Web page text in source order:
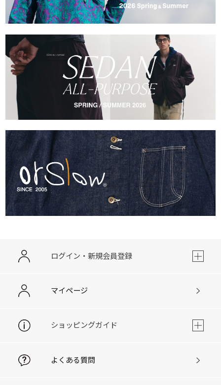
ログイン・新規会員登録
マイページ
ショッピングガイド
よくある質問